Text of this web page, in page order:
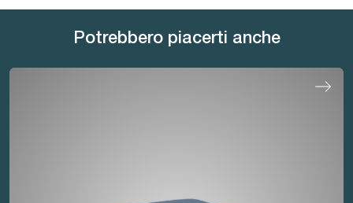
Potrebbero piacerti anche